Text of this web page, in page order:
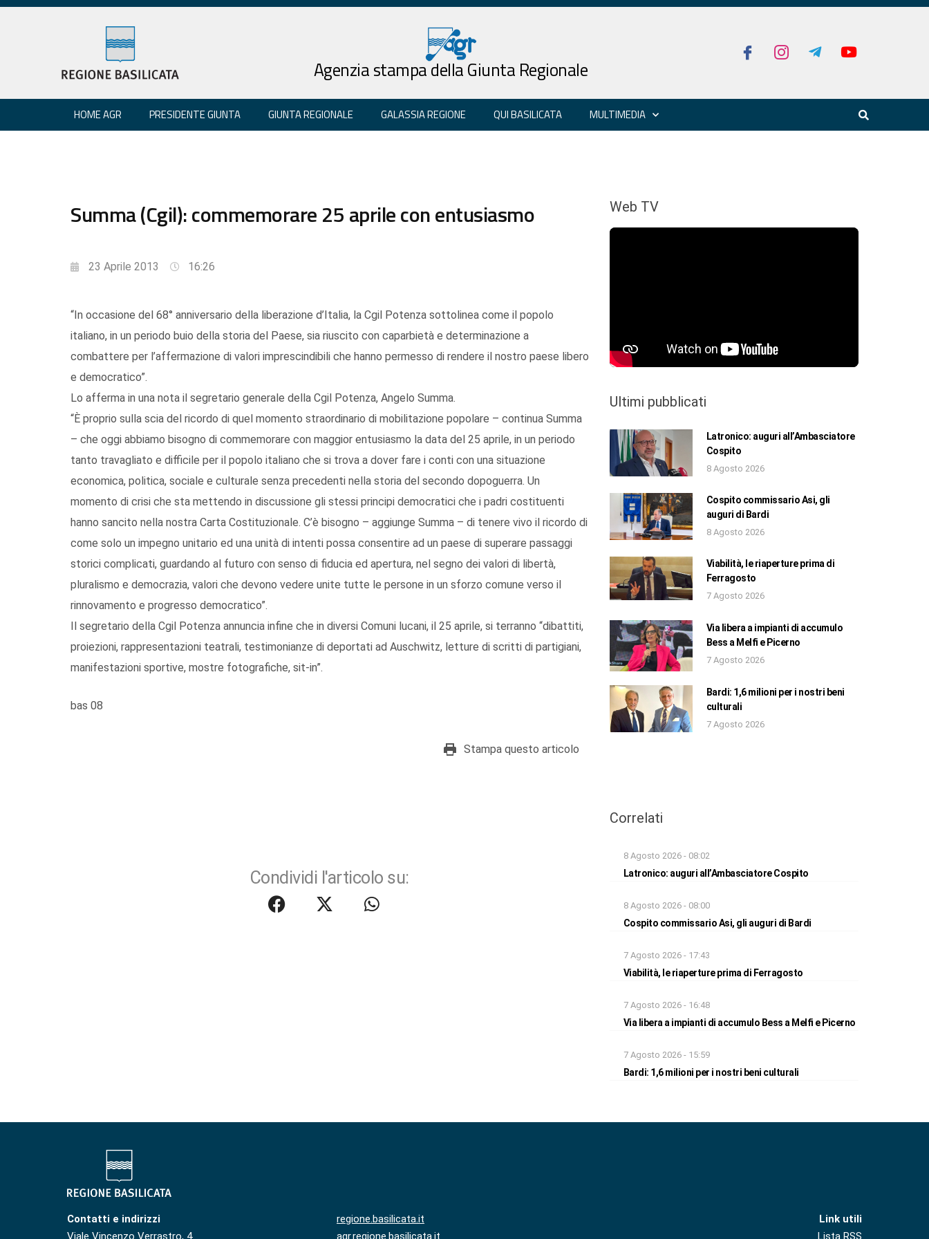
Agenzia stampa della Giunta Regionale
HOME AGR PRESIDENTE GIUNTA GIUNTA REGIONALE GALASSIA REGIONE QUI BASILICATA MULTIMEDIA
Summa (Cgil): commemorare 25 aprile con entusiasmo
23 Aprile 2013 16:26
“In occasione del 68° anniversario della liberazione d’Italia, la Cgil Potenza sottolinea come il popolo
italiano, in un periodo buio della storia del Paese, sia riuscito con caparbietà e determinazione a
combattere per l’affermazione di valori imprescindibili che hanno permesso di rendere il nostro paese libero
e democratico”.
Lo afferma in una nota il segretario generale della Cgil Potenza, Angelo Summa.
“È proprio sulla scia del ricordo di quel momento straordinario di mobilitazione popolare – continua Summa
– che oggi abbiamo bisogno di commemorare con maggior entusiasmo la data del 25 aprile, in un periodo
tanto travagliato e difficile per il popolo italiano che si trova a dover fare i conti con una situazione
economica, politica, sociale e culturale senza precedenti nella storia del secondo dopoguerra. Un
momento di crisi che sta mettendo in discussione gli stessi principi democratici che i padri costituenti
hanno sancito nella nostra Carta Costituzionale. C’è bisogno – aggiunge Summa – di tenere vivo il ricordo di
come solo un impegno unitario ed una unità di intenti possa consentire ad un paese di superare passaggi
storici complicati, guardando al futuro con senso di fiducia ed apertura, nel segno dei valori di libertà,
pluralismo e democrazia, valori che devono vedere unite tutte le persone in un sforzo comune verso il
rinnovamento e progresso democratico”.
Il segretario della Cgil Potenza annuncia infine che in diversi Comuni lucani, il 25 aprile, si terranno “dibattiti,
proiezioni, rappresentazioni teatrali, testimonianze di deportati ad Auschwitz, letture di scritti di partigiani,
manifestazioni sportive, mostre fotografiche, sit-in”.
bas 08
Stampa questo articolo
Condividi l'articolo su:
Web TV
Ultimi pubblicati
Latronico: auguri all’Ambasciatore
Cospito
8 Agosto 2026
Cospito commissario Asi, gli
auguri di Bardi
8 Agosto 2026
Viabilità, le riaperture prima di
Ferragosto
7 Agosto 2026
Via libera a impianti di accumulo
Bess a Melfi e Picerno
7 Agosto 2026
Bardi: 1,6 milioni per i nostri beni
culturali
7 Agosto 2026
Correlati
8 Agosto 2026 - 08:02
Latronico: auguri all’Ambasciatore Cospito
8 Agosto 2026 - 08:00
Cospito commissario Asi, gli auguri di Bardi
7 Agosto 2026 - 17:43
Viabilità, le riaperture prima di Ferragosto
7 Agosto 2026 - 16:48
Via libera a impianti di accumulo Bess a Melfi e Picerno
7 Agosto 2026 - 15:59
Bardi: 1,6 milioni per i nostri beni culturali
Contatti e indirizzi
Viale Vincenzo Verrastro, 4
regione.basilicata.it
agr.regione.basilicata.it
Link utili
Lista RSS